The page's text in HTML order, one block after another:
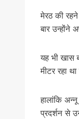
मेरठ की रहने
बार उन्होंने
यह भी खास
मीटर रहा
हालांकि
प्रदर्शन से